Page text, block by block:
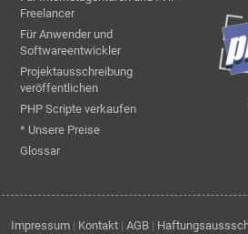
Freelancer
Für Anwender und
Softwareentwickler
Projektausschreibung
veröffentlichen
PHP Scripte verkaufen
* Unsere Preise
Glossar
Impressum | Kontakt | AGB |